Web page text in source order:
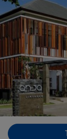
Bild 1 von 72.